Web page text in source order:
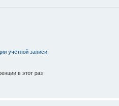
учётной записи
в этот раз